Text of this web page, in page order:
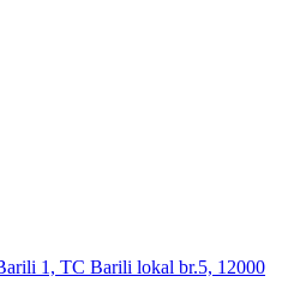
1, TC Barili lokal br.5, 12000